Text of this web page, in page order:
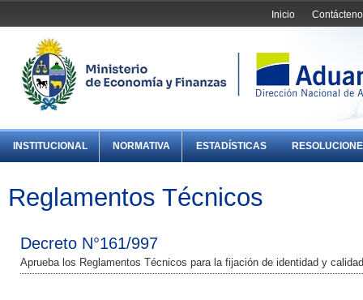
Inicio
INSTITUCIONAL NORMATIVA ESTADÍSTICAS
Reglamentos Técnicos
Decreto N°161/997
Aprueba los Reglamentos Técnicos para la fijación de identidad y